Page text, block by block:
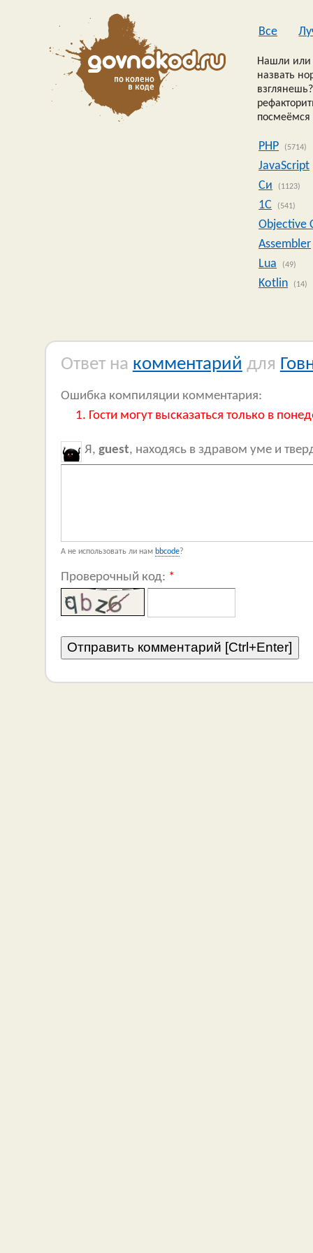
Все
Нашли или
назвать
посмеёмся
PHP (5714)
JavaScript
Си
(1123)
1C (541)
Objective
Assembler
Lua
(49)
Kotlin (14)
Ответ на комментарий для
Ошибка компиляции комментария:
Гости могут высказаться только в
Я, guest, находясь в здравом уме и
А не использовать ли нам bbcode?
Проверочный код: *